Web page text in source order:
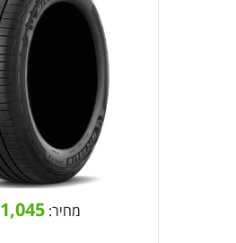
מחיר: 1,045